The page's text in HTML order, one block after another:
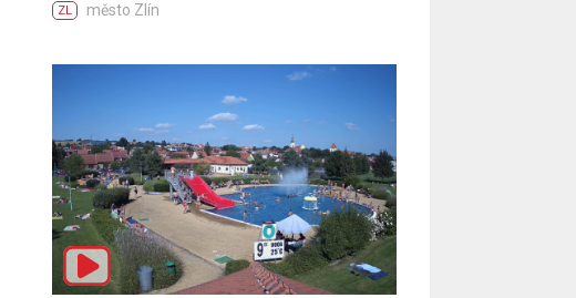
ZL město Zlín